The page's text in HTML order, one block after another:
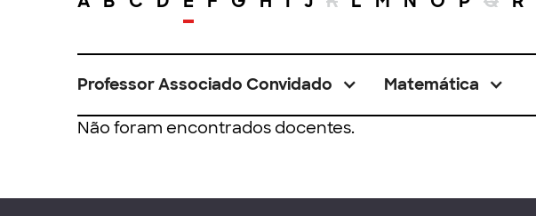
Professor Associado Convidado Matemática
Não foram encontrados docentes.